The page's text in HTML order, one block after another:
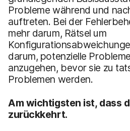
Probleme während und
auftreten. Bei der
mehr darum, Rätsel um
darum, potenzielle
anzugehen, bevor sie zu
Problemen werden.
Am wichtigsten ist, dass
zurückkehrt.